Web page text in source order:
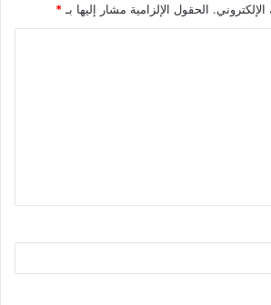
الحقول الإلزامية مشار إليها بـ *